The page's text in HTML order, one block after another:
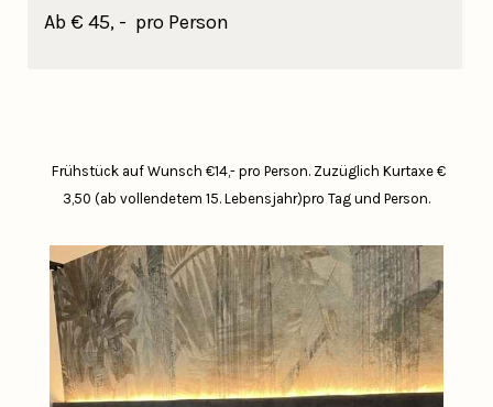
Ab € 45, - pro Person
Frühstück auf Wunsch €14,- pro Person.Zuzüglich Kurtaxe €
3,50 (ab vollendetem 15. Lebensjahr)pro Tag und Person.